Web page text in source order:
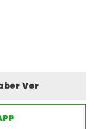
Ver